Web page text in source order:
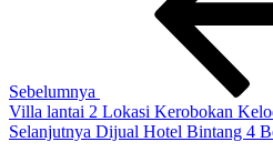
Sebelumnya
Villa lantai 2 Lokasi Kerobokan
Pos
Selanjutnya Dijual Hotel Bintang 4